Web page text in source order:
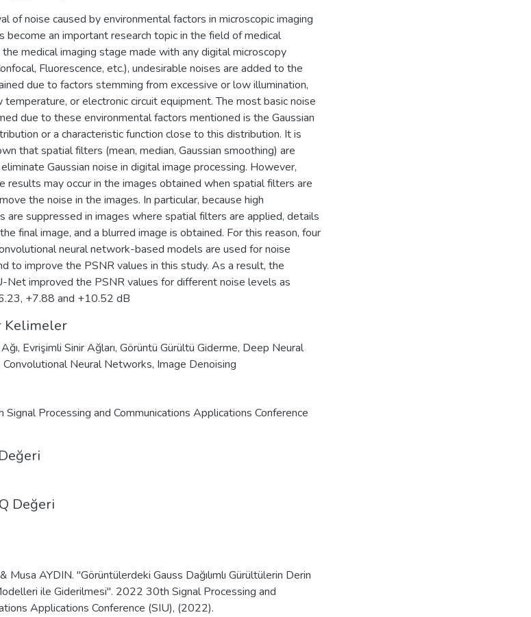
of noise caused by environmental factors in microscopic imaging
become an important research topic in the field of medical
the medical imaging stage made with any digital microscopy
Fluorescence, etc.), undesirable noises are added to the
due to factors stemming from excessive or low illumination,
temperature, or electronic circuit equipment. The most basic noise
due to these environmental factors mentioned is the Gaussian
or a characteristic function close to this distribution. It is
that spatial filters (mean, median, Gaussian smoothing) are
Gaussian noise in digital image processing. However,
results may occur in the images obtained when spatial filters are
the noise in the images. In particular, because high
are suppressed in images where spatial filters are applied, details
final image, and a blurred image is obtained. For this reason, four
neural network-based models are used for noise
to improve the PSNR values in this study. As a result, the
Net improved the PSNR values for different noise levels as
+7.88 and +10.52 dB
Kelimeler
, Evrişimli Sinir Ağları, Görüntü Gürültü Giderme, Deep Neural
Convolutional Neural Networks, Image Denoising
Processing and Communications Applications Conference
Değeri
Musa AYDIN. "Görüntülerdeki Gauss Dağılımlı Gürültülerin Derin
ile Giderilmesi". 2022 30th Signal Processing and
Applications Conference (SIU), (2022).